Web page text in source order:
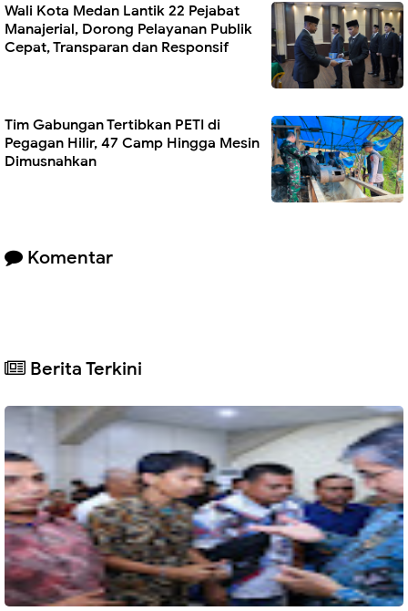
Wali Kota Medan Lantik 22 Pejabat
Manajerial, Dorong Pelayanan Publik
Cepat, Transparan dan Responsif
Tim Gabungan Tertibkan PETI di
Pegagan Hilir, 47 Camp Hingga Mesin
Dimusnahkan
Komentar
Berita Terkini